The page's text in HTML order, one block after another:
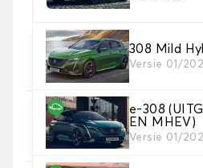
308 Mild
Versie 01/
e-308
EN MHEV)
Versie 01/
2. Materiaal
Kies het materiaal van uw
3. Aantal matten
Selecteer het aantal